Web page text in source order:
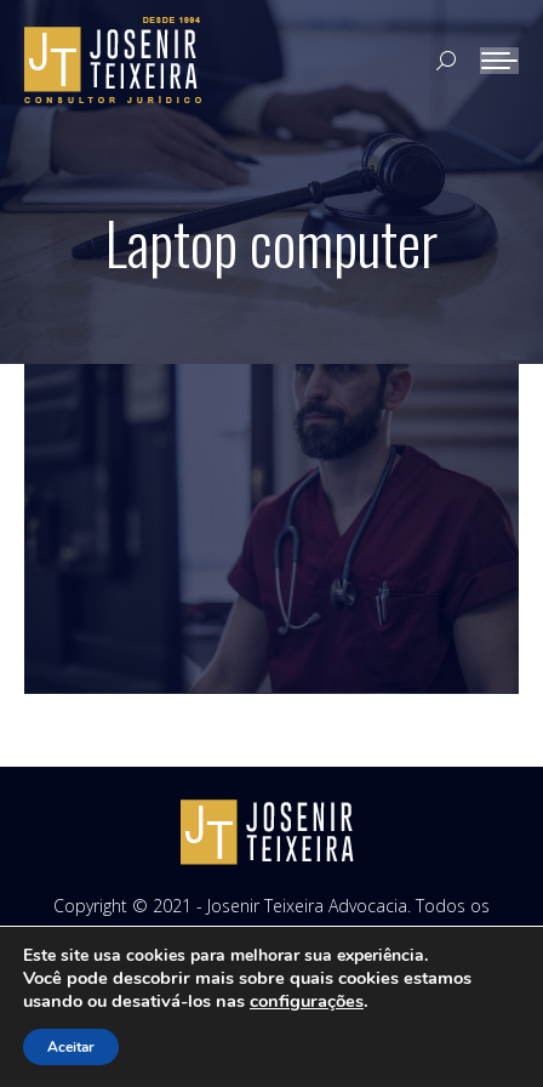
Search:
Laptop computer
Copyright © 2021 - Josenir Teixeira Advocacia. Todos os
Este site usa cookies para melhorar sua experiência.
Você pode descobrir mais sobre quais cookies estamos
usando ou desativá-los nas configurações.
Aceitar